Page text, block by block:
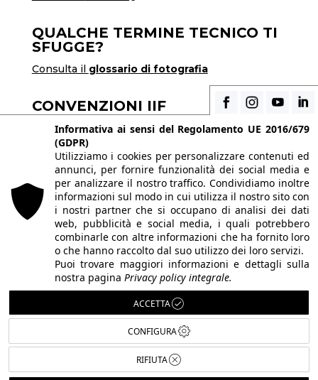
QUALCHE TERMINE TECNICO TI
SFUGGE?
Consulta il glossario di fotografia
CONVENZIONI IIF
Scopri i vantaggi di essere uno studente di IIF
© 2026 Istituto Italiano di Fotografia® srl, Via
Enrico Caviglia 3, 20139 Milano | Tel 02/58107623
- 02/58107139
P.IVA IT10863240155 | PECiifmilano@pec.it |
REA MI-1415688 | Capitale sociale € 10.400,00 I.V.
Le immagini del sito sono utilizzate su licenza dei
rispettivi autori. Powered byShareNow!.
Italiano
Informativa ai sensi del Regolamento UE 2016/679
(GDPR)
Utilizziamo i cookies per personalizzare contenuti ed
annunci, per fornire funzionalità dei social media e
per analizzare il nostro traffico. Condividiamo inoltre
informazioni sul modo in cui utilizza il nostro sito con
i nostri partner che si occupano di analisi dei dati
web, pubblicità e social media, i quali potrebbero
combinarle con altre informazioni che ha fornito loro
o che hanno raccolto dal suo utilizzo dei loro servizi.
Puoi trovare maggiori informazioni e dettagli sulla
nostra pagina Privacy policy integrale.
ACCETTA
CONFIGURA
RIFIUTA